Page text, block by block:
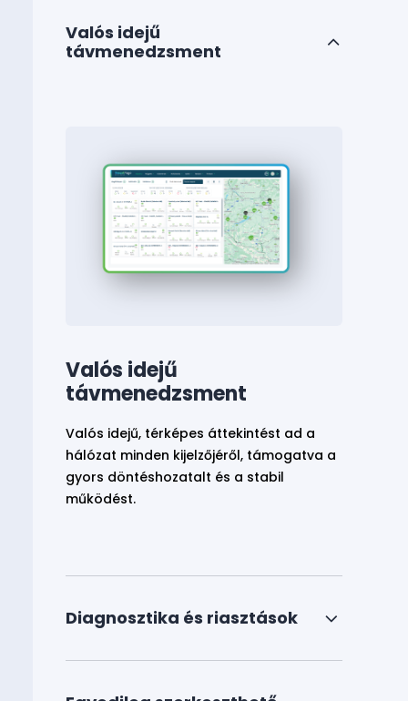
Valós idejű
távmenedzsment
Valós idejű
távmenedzsment
Valós idejű, térképes áttekintést ad a
hálózat minden kijelzőjéről, támogatva a
gyors döntéshozatalt és a stabil
működést.
Diagnosztika és riasztások